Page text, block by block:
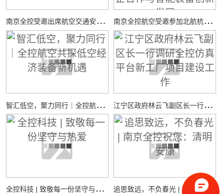
南
京全控受邀出席航空交通安全与适航技术研讨会 南
京全控航空受邀参加北航杭州国际校园“中西日”活动，共探校企合作与智能装备创新发展
智
汇低空，聚力同行｜全控航空共探低空经济装备新机遇 江
宁区政府林云飞副区长一行调研全控仿真平台新工厂项目建设工作
全
控科技 | 致敬每一份坚守与热爱 追
思致远，不负春光 | 南京全控祝您：清明安康